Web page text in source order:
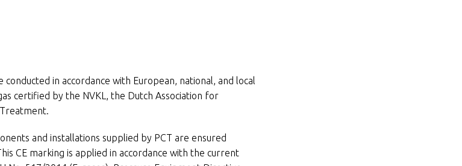
in accordance with European, national, and local
certified by the NVKL, the Dutch Association for
and installations supplied by PCT are ensured
CE marking is applied in accordance with the current